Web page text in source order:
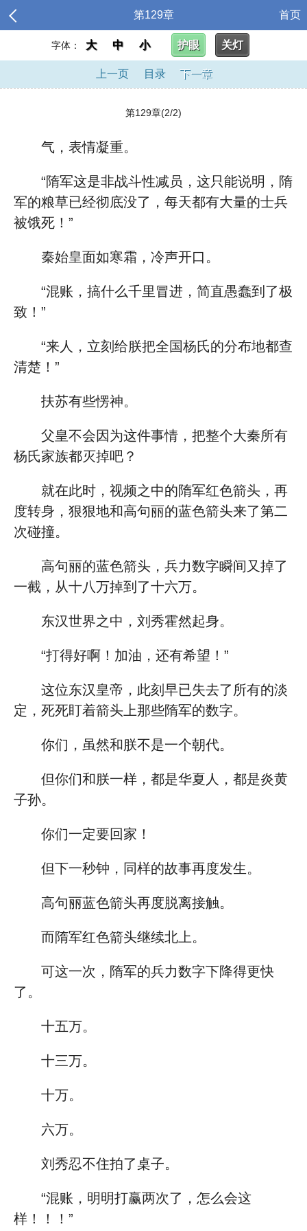
第129章 首页
字体： 大 中 小 护眼 关灯
上一页 目录 下一章
第129章(2/2)
气，表情凝重。
“隋军这是非战斗性减员，这只能说明，隋
军的粮草已经彻底没了，每天都有大量的士兵
被饿死！”
秦始皇面如寒霜，冷声开口。
“混账，搞什么千里冒进，简直愚蠢到了极
致！”
“来人，立刻给朕把全国杨氏的分布地都查
清楚！”
扶苏有些愣神。
父皇不会因为这件事情，把整个大秦所有
杨氏家族都灭掉吧？
就在此时，视频之中的隋军红色箭头，再
度转身，狠狠地和高句丽的蓝色箭头来了第二
次碰撞。
高句丽的蓝色箭头，兵力数字瞬间又掉了
一截，从十八万掉到了十六万。
东汉世界之中，刘秀霍然起身。
“打得好啊！加油，还有希望！”
这位东汉皇帝，此刻早已失去了所有的淡
定，死死盯着箭头上那些隋军的数字。
你们，虽然和朕不是一个朝代。
但你们和朕一样，都是华夏人，都是炎黄
子孙。
你们一定要回家！
但下一秒钟，同样的故事再度发生。
高句丽蓝色箭头再度脱离接触。
而隋军红色箭头继续北上。
可这一次，隋军的兵力数字下降得更快
了。
十五万。
十三万。
十万。
六万。
刘秀忍不住拍了桌子。
“混账，明明打赢两次了，怎么会这
样！！！”